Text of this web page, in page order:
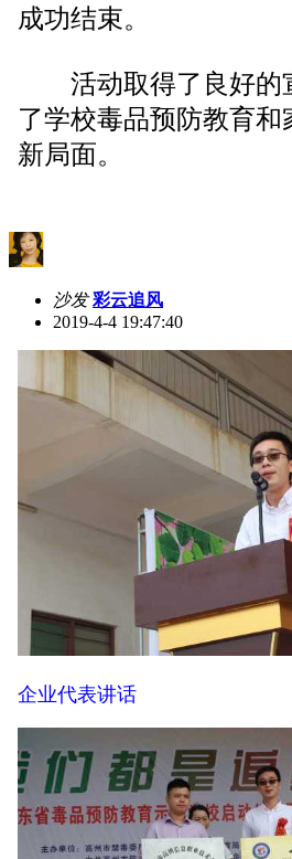
成功结束。
活动取得了良好的
了学校毒品预防教育和
新局面。
沙发 彩云追风
2019-4-4 19:47:40
企业代表讲话